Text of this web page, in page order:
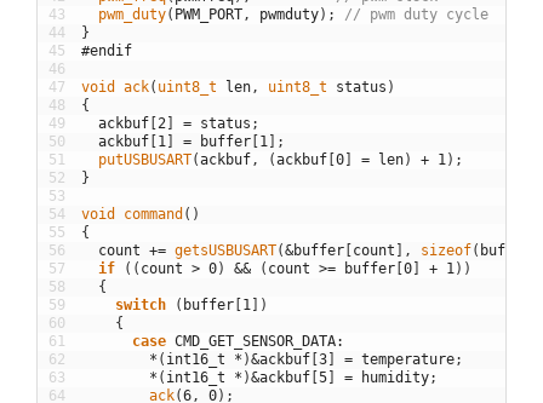
43
44
45
46
47
48
49
50
51
52
53
54
55
56
57
58
59
60
61
62
63
64
pwm_duty( PWM_PORT , pwmduty) ;
// pwm duty cycle
}
#endif
void ack( uint8_t len , uint8_t status )
{
ackbuf [2 ] = status ;
ackbuf [1 ] = buffer [1 ] ;
putUSBUSART(ackbuf , (ackbuf [0] = len) + 1 ) ;
}
void command ( )
{
count += getsUSBUSART(&buffer [count ] , sizeof( buffer
if
( ( count > 0) && ( count >= buffer [0] + 1 ) )
{
switch
( buffer [1 ] )
{
case CMD_GET_SENSOR_DATA:
* ( int16_t * )&ackbuf [3] = temperature;
* ( int16_t * )&ackbuf [5] = humidity;
ack(6 , 0) ;